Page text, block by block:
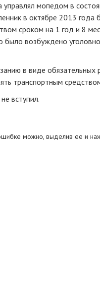
мопедом в
в октябре 2013 года
сроком на 1 год и 8
было возбуждено
в виде
транспортным
вступил.
можно, выделив ее и